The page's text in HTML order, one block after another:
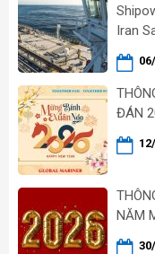
Iran
ĐÁN
NĂM